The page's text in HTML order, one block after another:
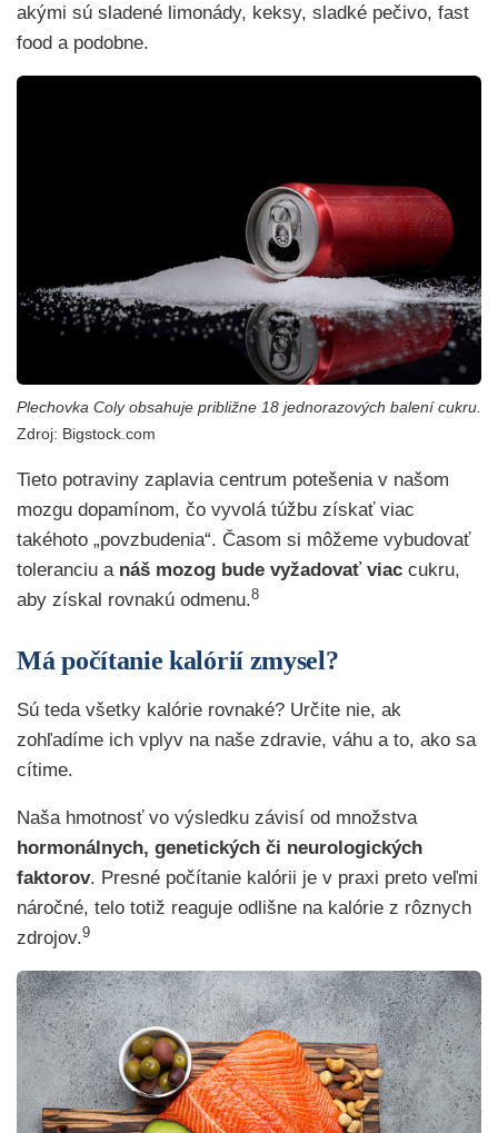
akými sú sladené limonády, keksy, sladké pečivo, fast
food a podobne.
Plechovka Coly obsahuje približne 18 jednorazových balení cukru.
Zdroj: Bigstock.com
Tieto potraviny zaplavia centrum potešenia v našom
mozgu dopamínom, čo vyvolá túžbu získať viac
takéhoto „povzbudenia“. Časom si môžeme vybudovať
toleranciu a náš mozog bude vyžadovať viac cukru,
aby získal rovnakú odmenu.8
Má počítanie kalórií zmysel?
Sú teda všetky kalórie rovnaké? Určite nie, ak
zohľadíme ich vplyv na naše zdravie, váhu a to, ako sa
cítime.
Naša hmotnosť vo výsledku závisí od množstva
hormonálnych, genetických či neurologických
faktorov. Presné počítanie kalórii je v praxi preto veľmi
náročné, telo totiž reaguje odlišne na kalórie z rôznych
zdrojov.9